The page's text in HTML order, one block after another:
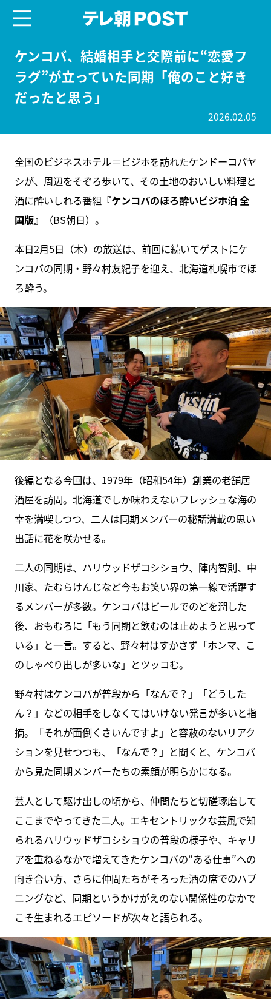
ケンコバ、結婚相手と交際前に“恋愛フ
ラグ”が立っていた同期「俺のこと好き
だったと思う」
2026.02.05
全国のビジネスホテル＝ビジホを訪れたケンドーコバヤ
シが、周辺をそぞろ歩いて、その土地のおいしい料理と
酒に酔いしれる番組 『ケンコバのほろ酔いビジホ泊 全
国版』
（BS朝日）。
本日2月5日（木）の放送は、前回に続いてゲストにケ
ンコバの同期・野々村友紀子を迎え、北海道札幌市でほ
ろ酔う。
後編となる今回は、1979年（昭和54年）創業の老舗居
酒屋を訪問。北海道でしか味わえないフレッシュな海の
幸を満喫しつつ、二人は同期メンバーの秘話満載の思い
出話に花を咲かせる。
二人の同期は、ハリウッドザコシショウ、陣内智則、中
川家、たむらけんじなど今もお笑い界の第一線で活躍す
るメンバーが多数。ケンコバはビールでのどを潤した
後、おもむろに「もう同期と飲むのは止めようと思って
いる」と一言。すると、野々村はすかさず「ホンマ、こ
のしゃべり出しが多いな」とツッコむ。
野々村はケンコバが普段から「なんで？」「どうした
ん？」などの相手をしなくてはいけない発言が多いと指
摘。「それが面倒くさいんですよ」と容赦のないリアク
ションを見せつつも、「なんで？」と聞くと、ケンコバ
から見た同期メンバーたちの素顔が明らかになる。
芸人として駆け出しの頃から、仲間たちと切磋琢磨して
ここまでやってきた二人。エキセントリックな芸風で知
られるハリウッドザコシショウの普段の様子や、キャリ
アを重ねるなかで増えてきたケンコバの“ある仕事”への
向き合い方、さらに仲間たちがそろった酒の席でのハプ
ニングなど、同期というかけがえのない関係性のなかで
こそ生まれるエピソードが次々と語られる。